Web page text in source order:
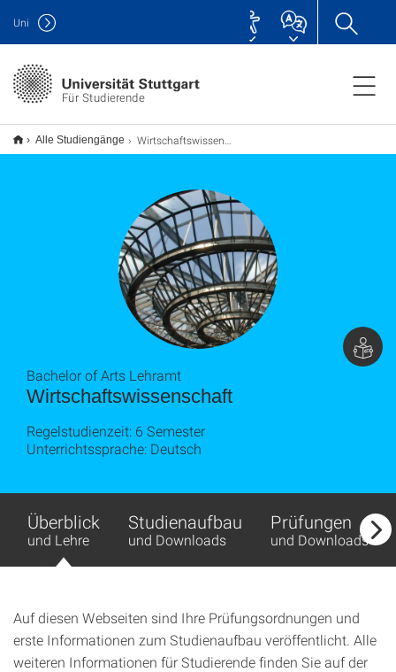
Für Studierende
Uni
Alle Studiengänge Wirtschaftswissenschaft B.A., Lehramt
Wirtschaftswissenschaft
Bachelor of Arts Lehramt
Regelstudienzeit: 6 Semester
Unterrichtssprache: Deutsch
Überblick
und Lehre
Studienaufbau
und Downloads
Prüfungen
und Downloads
Auf diesen Webseiten sind Ihre Prüfungsordnungen und
erste Informationen zum Studienaufbau veröffentlicht. Alle
weiteren Informationen für Studierende finden Sie auf der